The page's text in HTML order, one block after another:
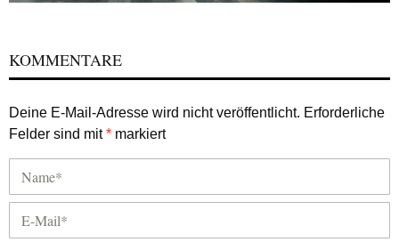
KOMMENTARE
Deine E-Mail-Adresse wird nicht veröffentlicht. Erforderliche
Felder sind mit* markiert